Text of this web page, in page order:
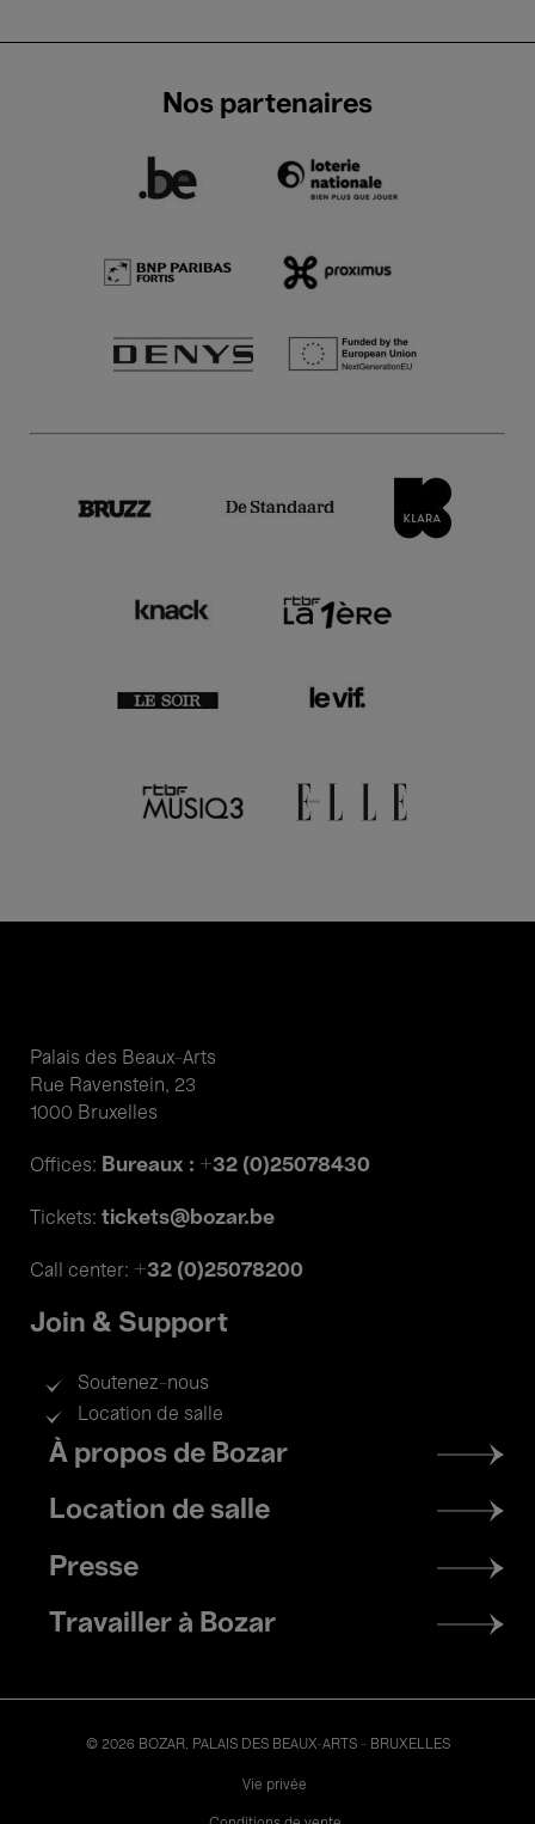
Nos partenaires
Palais des Beaux-Arts
Rue Ravenstein, 23
1000 Bruxelles
Offices: Bureaux : +32 (0)25078430
Tickets: tickets@bozar.be
Call center: +32 (0)25078200
Join & Support
Soutenez-nous
Location de salle
Footer
menu
À propos de Bozar
Location de salle
Presse
Travailler à Bozar
© 2026 BOZAR. PALAIS DES BEAUX-ARTS - BRUXELLES
Vie privée